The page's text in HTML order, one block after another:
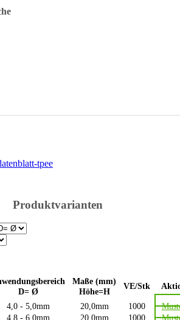
tpee
Produktvarianten
D= Ø
Maße (mm)
Höhe=H
VE/Stk
4,0 - 5,0mm 20,0mm 1000
4,8 - 6,0mm 20,0mm 1000